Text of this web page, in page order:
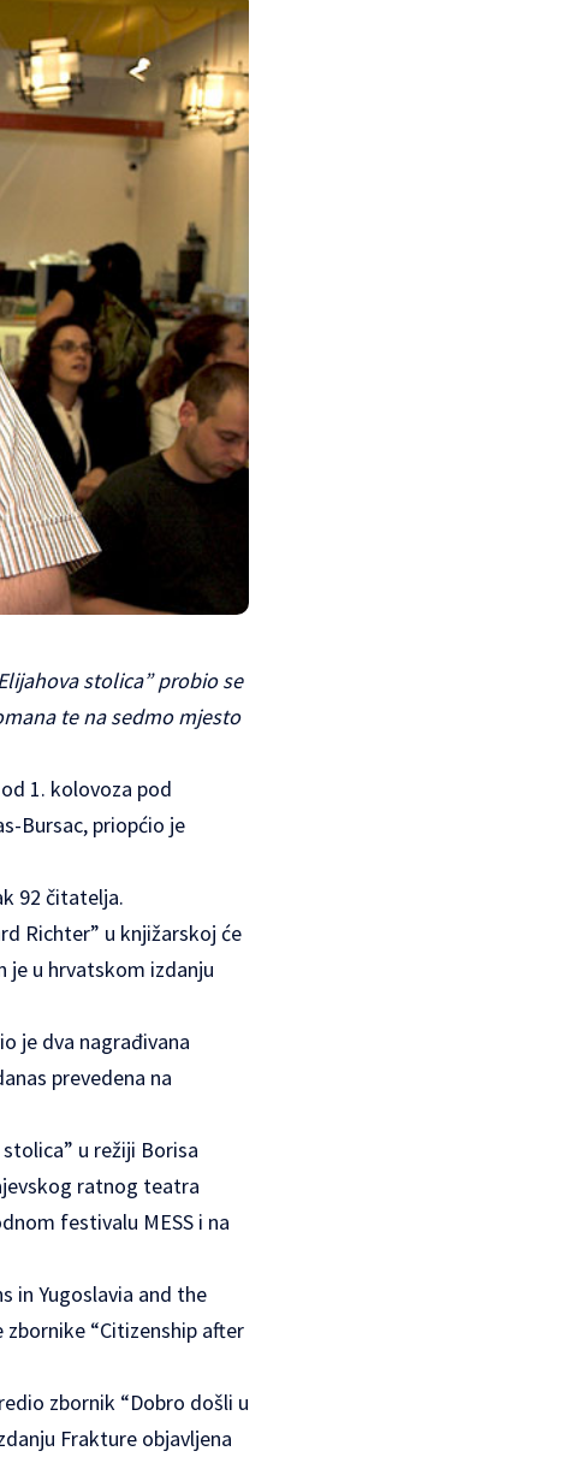
stolica” probio se
te na sedmo mjesto
1. kolovoza pod
Bursac, priopćio je
92 čitatelja.
Richter” u knjižarskoj će
je u hrvatskom izdanju
je dva nagrađivana
prevedena na
u režiji Borisa
ratnog teatra
festivalu MESS i na
in Yugoslavia and the
zbornike “Citizenship after
zbornik “Dobro došli u
Frakture objavljena